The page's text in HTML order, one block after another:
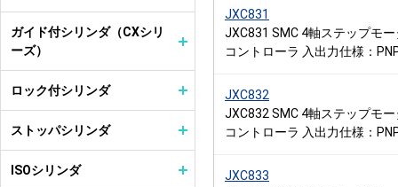
JXC831
JXC831 SMC 4軸ステップモー
コントローラ 入出力仕様：
JXC832
JXC832 SMC 4軸ステップモー
コントローラ 入出力仕様：
JXC833
ガイド付シリンダ（CXシリ
ーズ）
ロック付シリンダ
ストッパシリンダ
ISOシリンダ